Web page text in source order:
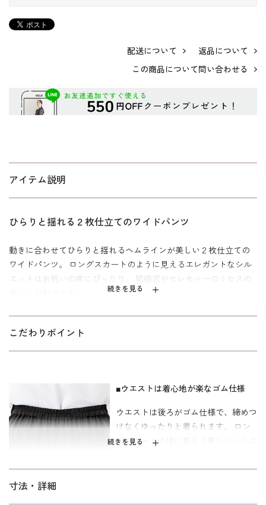
配送について
返品について
この商品について問い合わせる
アイテム説明
続きを見る
ひらりと揺れる２枚仕立てのワイドパンツ
動きに合わせてひらりと揺れるヘムラインが美しい２枚仕立ての
ワイドパンツ。 ロングスカートのように見えるエレガントなシル
エットはお祝いの席にぴったり。 結婚式やセレモニーのミセスの
ウエストの後ろはゴム仕様なので、身体を締めつけなく長時間で
もゆったりと過ごせます。 ミセス向けのシルエットなので、ヒッ
てウエストとヒップを中心にゆとりを持たせています。
※組合わせているブラウス（ 1406532-02）は別売りです。
こだわりポイント
続きを見る
■ウエストは着心地が楽なゴム仕様
ウエストは後ろがゴム仕様で、締めつ
けなくゆったりと着られます。 ロン
グスカートの様に見える美しいシルエ
寸法・詳細